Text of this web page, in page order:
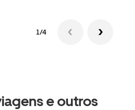
1/4
e outros